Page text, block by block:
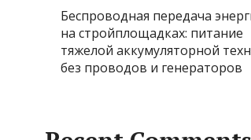
Беспроводная передача
на стройплощадках: питание
тяжелой аккумуляторной
без проводов и генераторов